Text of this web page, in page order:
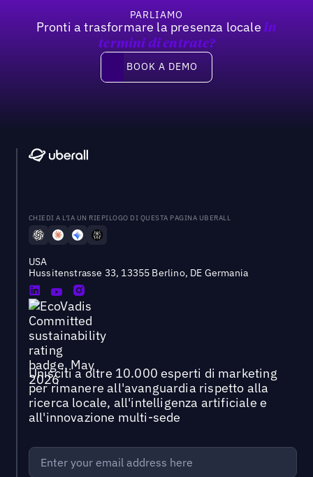
PARLIAMO
Pronti a trasformare la presenza locale In
termini di entrate?
Book a demo
BOOK A DEMO
CHIEDI A L'IA UN RIEPILOGO DI QUESTA PAGINA UBERALL
USA
Hussitenstrasse 33, 13355 Berlino, DE Germania
Unisciti a oltre 10.000 esperti di marketing
per rimanere all'avanguardia rispetto alla
ricerca locale, all'intelligenza artificiale e
all'innovazione multi-sede